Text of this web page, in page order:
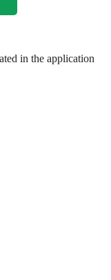
in the application